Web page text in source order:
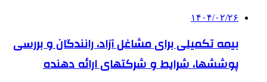
۱۴۰۴/۰۲/۲۶
بیمه تکمیلی برای مشاغل آزاد، رانندگان و بررسی
پوششها، شرایط و شرکتهای ارائه دهنده